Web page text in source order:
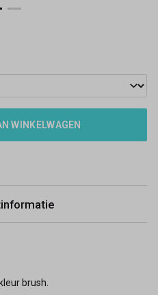
WINKELWAGEN
brush.